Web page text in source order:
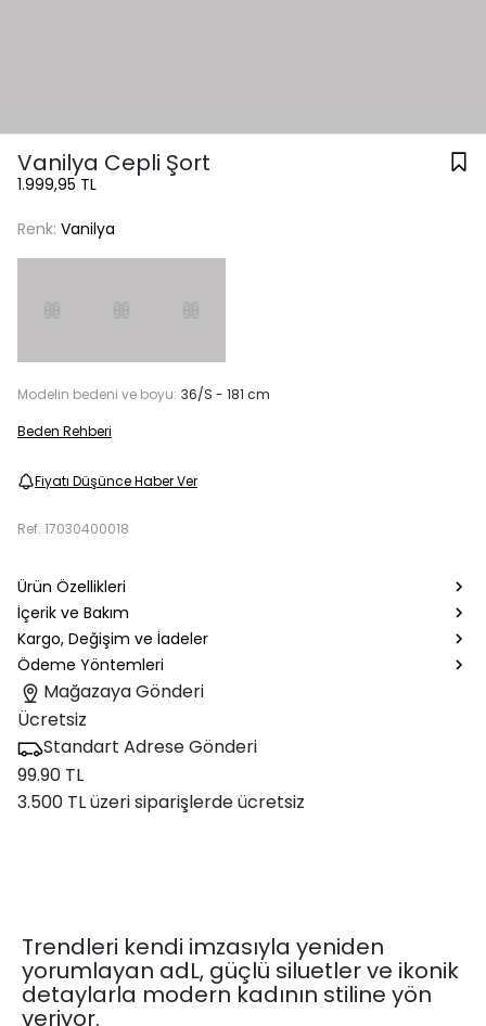
Vanilya Cepli Şort
1.999,95 TL
Renk: Vanilya
Modelin bedeni ve boyu: 36/S - 181 cm
Beden Rehberi
Fiyatı Düşünce Haber Ver
Ref. 17030400018
Ürün Özellikleri
İçerik ve Bakım
Kargo, Değişim ve İadeler
Ödeme Yöntemleri
Mağazaya Gönderi
Ücretsiz
Standart Adrese Gönderi
99.90 TL
3.500 TL üzeri siparişlerde ücretsiz
Trendleri kendi imzasıyla yeniden
yorumlayan adL, güçlü siluetler ve ikonik
detaylarla modern kadının stiline yön
veriyor.